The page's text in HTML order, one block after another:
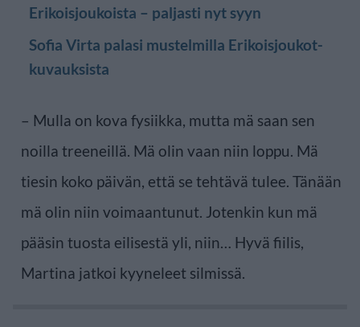
Erikoisjoukoista – paljasti nyt syyn
Sofia Virta palasi mustelmilla Erikoisjoukot-
kuvauksista
– Mulla on kova fysiikka, mutta mä saan sen
noilla treeneillä. Mä olin vaan niin loppu. Mä
tiesin koko päivän, että se tehtävä tulee. Tänään
mä olin niin voimaantunut. Jotenkin kun mä
pääsin tuosta eilisestä yli, niin… Hyvä fiilis,
Martina jatkoi kyyneleet silmissä.